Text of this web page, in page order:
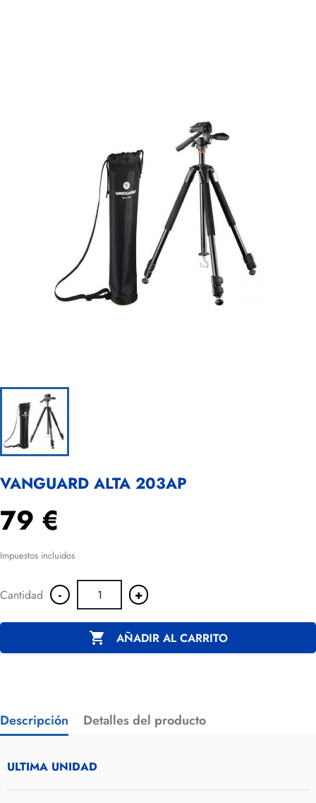
VANGUARD ALTA 203AP
79 €
Impuestos incluidos
Cantidad - +
 AÑADIR AL CARRITO
Descripción Detalles del producto
ULTIMA UNIDAD